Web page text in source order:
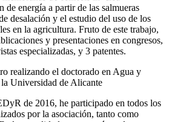
de energía a partir de las salmueras
desalación y el estudio del uso de los
en la agricultura. Fruto de este trabajo,
y presentaciones en congresos,
especializadas, y 3 patentes.
realizando el doctorado en Agua y
Universidad de Alicante
de 2016, he participado en todos los
por la asociación, tanto como